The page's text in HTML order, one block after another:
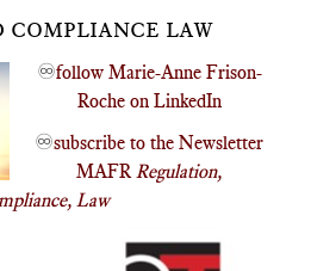
COMPLIANCE LAW
♾️follow Marie-Anne Frison-
Roche on LinkedIn
♾️subscribe to the Newsletter
MAFRRegulation,
Law